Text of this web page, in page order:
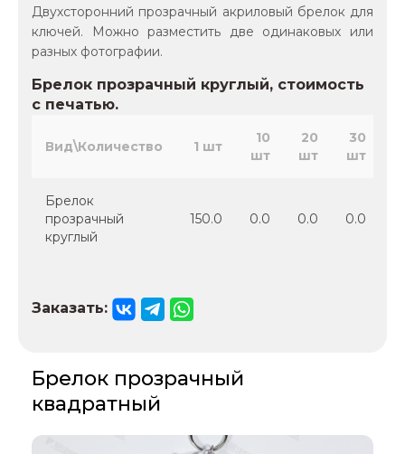
Двухсторонний прозрачный акриловый брелок для
ключей. Можно разместить две одинаковых или
разных фотографии.
Брелок прозрачный круглый, стоимость
с печатью.
Вид\Количество 1 шт
10
шт
20
шт
30
шт
Брелок
прозрачный
круглый
150.0 0.0 0.0 0.0
Заказать:
Брелок прозрачный
квадратный